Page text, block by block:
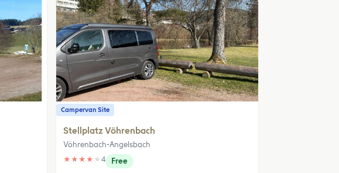
Campervan Site
Stellplatz Vöhrenbach
Vöhrenbach-Angelsbach
★ ★ ★ ★ ★ 4 Free